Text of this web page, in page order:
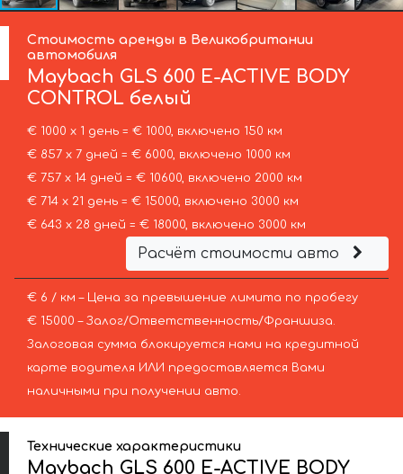
Стоимость аренды в Великобритании
автомобиля
Maybach GLS 600 E-ACTIVE BODY
CONTROL белый
€ 1000 х 1 день = € 1000, включено 150 км
€ 857 х 7 дней = € 6000, включено 1000 км
€ 757 х 14 дней = € 10600, включено 2000 км
€ 714 х 21 день = € 15000, включено 3000 км
€ 643 х 28 дней = € 18000, включено 3000 км
Расчёт стоимости авто
€ 6 / км – Цена за превышение лимита по пробегу
€ 15000 – Залог/Ответственность/Франшиза.
Залоговая сумма блокируется нами на кредитной
карте водителя ИЛИ предоставляется Вами
наличными при получении авто.
Технические характеристики
Maybach GLS 600 E-ACTIVE BODY